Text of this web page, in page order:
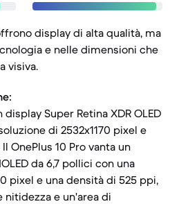
display di alta qualità, ma
e nelle dimensioni che
visiva.
Super Retina XDR OLED
di 2532x1170 pixel e
OnePlus 10 Pro vanta un
da 6,7 pollici con una
pixel e una densità di 525 ppi,
e un'area di